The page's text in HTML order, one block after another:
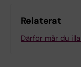
Relaterat
Därför mår du